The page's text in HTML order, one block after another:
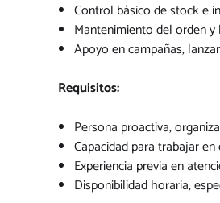
Control básico de stock e
Mantenimiento del orden
Apoyo en campañas,
Requisitos:
Persona proactiva,
Capacidad para trabajar
Experiencia previa en
Disponibilidad horaria,